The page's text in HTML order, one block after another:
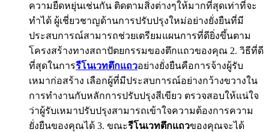
ความยืดหยุ่นเช่นกัน ติดตามสิ่งต่างๆให้มากที่สุดเท่าที่จะ
ทำได้ ผู้เชี่ยวชาญด้านการปรับปรุงใหม่อย่างยั่งยืนที่มี
ประสบการณ์สามารถช่วยเตรียมแผนการที่ดียิ่งขึ้นตาม
โครงสร้างทางสถาปัตยกรรมของตึกแถวของคุณ 2. วิธีที่ดี
ที่สุดในการรีโนเวทตึกแถวอย่างยั่งยืนคือการจ้างผู้รับ
เหมาก่อสร้าง เลือกผู้ที่มีประสบการณ์อย่างกว้างขวางใน
การทำงานกับหลักการปรับปรุงสีเขียว ตรวจสอบให้แน่ใจ
ว่าผู้รับเหมาปรับปรุงสามารถเข้าใจความต้องการความ
ยั่งยืนของคุณได้ 3. ขณะรีโนเวทตึกแถวของคุณจะได้